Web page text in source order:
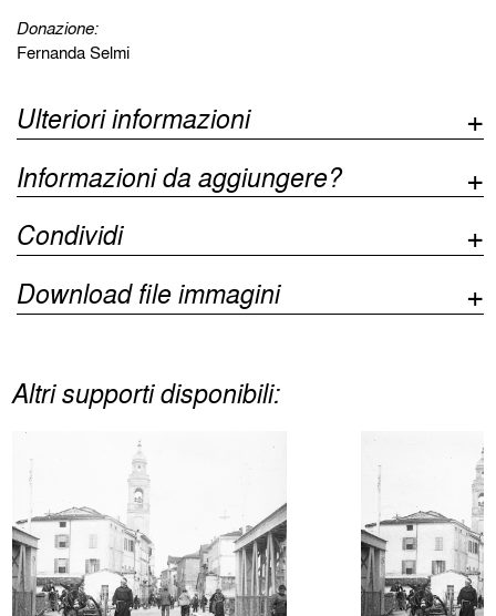
Donazione:
Fernanda Selmi
Ulteriori informazioni
Informazioni da aggiungere?
Condividi
Download file immagini
Altri supporti disponibili: